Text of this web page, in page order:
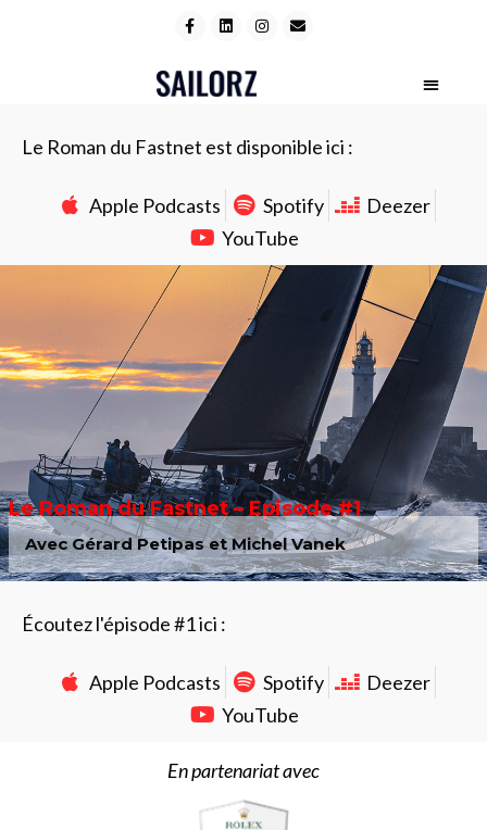
Le Roman du Fastnet est disponible ici :
Apple Podcasts Spotify
Deezer
YouTube
Le Roman du Fastnet – Episode #1
Avec Gérard Petipas et Michel Vanek
Écoutez l'épisode #1 ici :
Apple Podcasts Spotify
Deezer
YouTube
En partenariat avec